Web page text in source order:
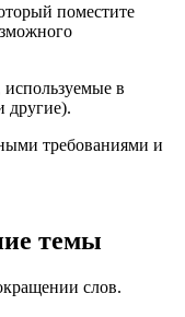
поместите
используемые в
другие).
требованиями и
темы
слов.